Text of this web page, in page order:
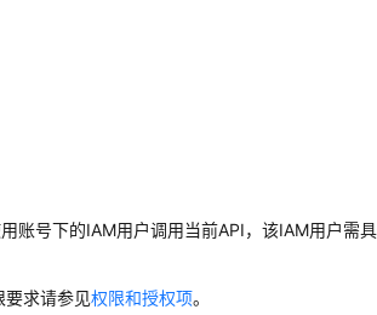
账号下的IAM用户调用当前API，该IAM用户需
要求请参见权限和授权项。